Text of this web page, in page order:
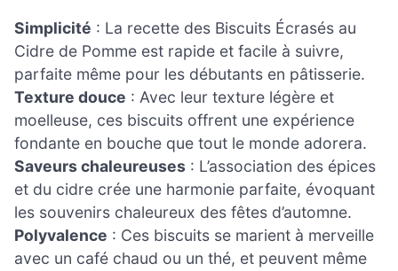
Simplicité : La recette des Biscuits Écrasés au
Cidre de Pomme est rapide et facile à suivre,
parfaite même pour les débutants en pâtisserie.
Texture douce : Avec leur texture légère et
moelleuse, ces biscuits offrent une expérience
fondante en bouche que tout le monde adorera.
Saveurs chaleureuses : L’association des épices
et du cidre crée une harmonie parfaite, évoquant
les souvenirs chaleureux des fêtes d’automne.
Polyvalence : Ces biscuits se marient à merveille
avec un café chaud ou un thé, et peuvent même